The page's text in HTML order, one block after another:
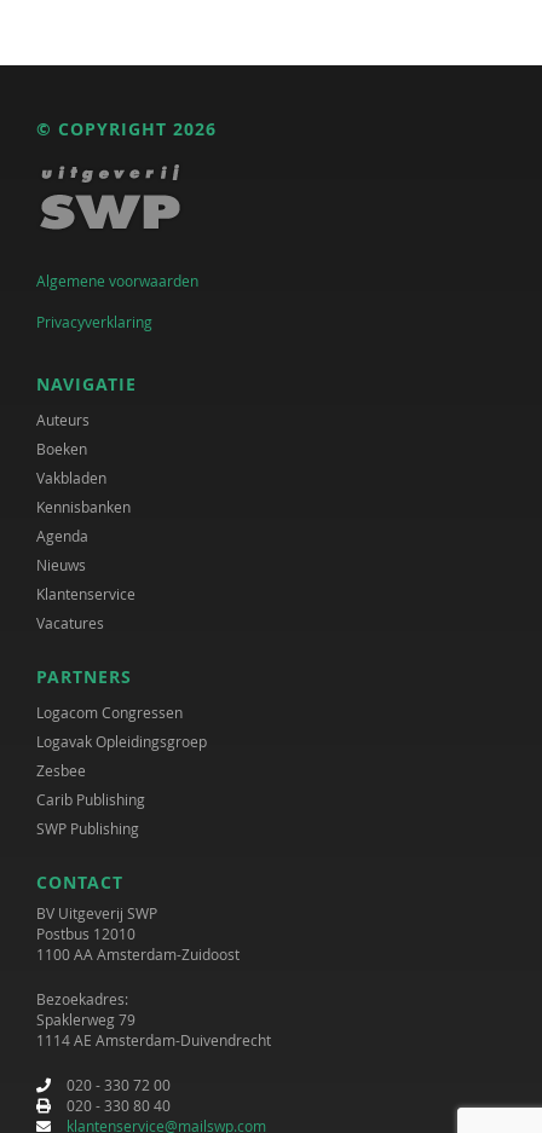
© COPYRIGHT 2026
Algemene voorwaarden
Privacyverklaring
NAVIGATIE
Auteurs
Boeken
Vakbladen
Kennisbanken
Agenda
Nieuws
Klantenservice
Vacatures
PARTNERS
Logacom Congressen
Logavak Opleidingsgroep
Zesbee
Carib Publishing
SWP Publishing
CONTACT
BV Uitgeverij SWP
Postbus 12010
1100 AA Amsterdam-Zuidoost
Bezoekadres:
Spaklerweg 79
1114 AE Amsterdam-Duivendrecht
020 - 330 72 00
020 - 330 80 40
klantenservice@mailswp.com